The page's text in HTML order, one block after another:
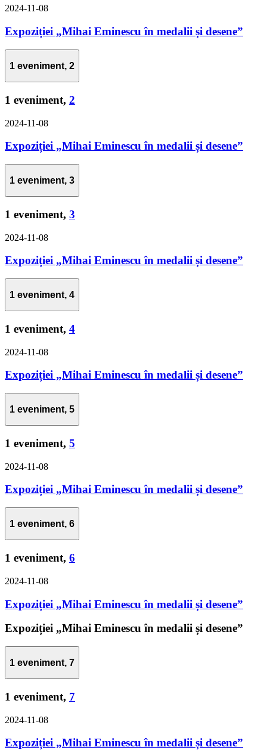
2024-11-08
Expoziției „Mihai Eminescu în medalii și desene”
1 eveniment, 2
1 eveniment, 2
2024-11-08
Expoziției „Mihai Eminescu în medalii și desene”
1 eveniment, 3
1 eveniment, 3
2024-11-08
Expoziției „Mihai Eminescu în medalii și desene”
1 eveniment, 4
1 eveniment, 4
2024-11-08
Expoziției „Mihai Eminescu în medalii și desene”
1 eveniment, 5
1 eveniment, 5
2024-11-08
Expoziției „Mihai Eminescu în medalii și desene”
1 eveniment, 6
1 eveniment, 6
2024-11-08
Expoziției „Mihai Eminescu în medalii și desene”
Expoziției „Mihai Eminescu în medalii și desene”
1 eveniment, 7
1 eveniment, 7
2024-11-08
Expoziției „Mihai Eminescu în medalii și desene”